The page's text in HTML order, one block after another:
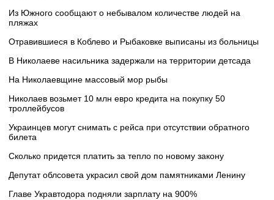
Из Южного сообщают о небывалом количестве людей на
пляжах
Отравившиеся в Коблево и Рыбаковке выписаны из больницы
В Николаеве насильника задержали на территории детсада
На Николаевщине массовый мор рыбы
Николаев возьмет 10 млн евро кредита на покупку 50
троллейбусов
Украинцев могут снимать с рейса при отсутствии обратного
билета
Сколько придется платить за тепло по новому закону
Депутат облсовета украсил свой дом памятниками Ленину
Главе Укравтодора подняли зарплату на 900%